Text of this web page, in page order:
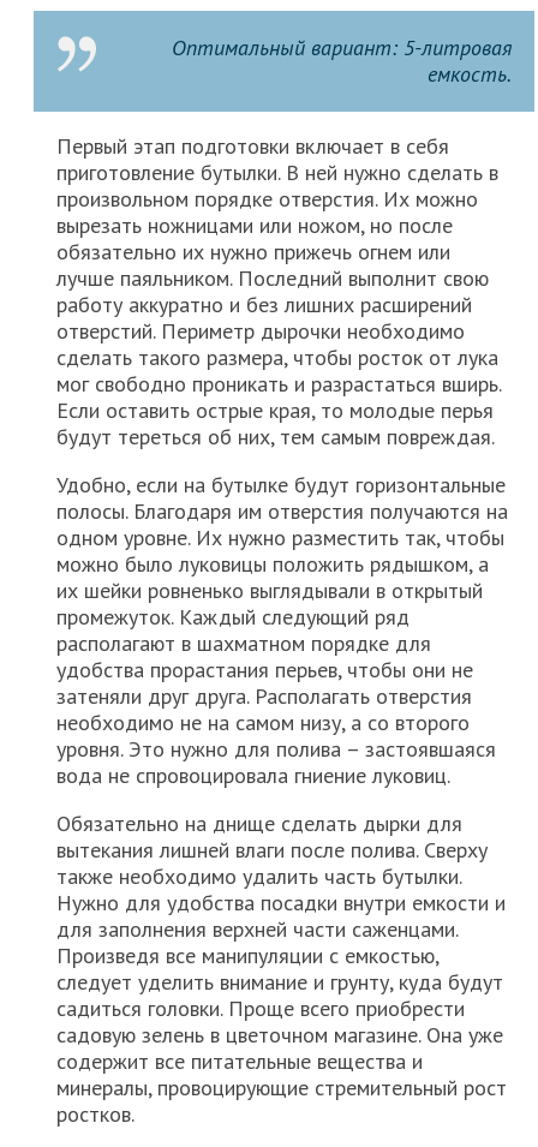
Оптимальный вариант: 5-литровая
емкость.
Первый этап подготовки включает в себя
приготовление бутылки. В ней нужно сделать в
произвольном порядке отверстия. Их можно
вырезать ножницами или ножом, но после
обязательно их нужно прижечь огнем или
лучше паяльником. Последний выполнит свою
работу аккуратно и без лишних расширений
отверстий. Периметр дырочки необходимо
сделать такого размера, чтобы росток от лука
мог свободно проникать и разрастаться вширь.
Если оставить острые края, то молодые перья
будут тереться об них, тем самым повреждая.
Удобно, если на бутылке будут горизонтальные
полосы. Благодаря им отверстия получаются на
одном уровне. Их нужно разместить так, чтобы
можно было луковицы положить рядышком, а
их шейки ровненько выглядывали в открытый
промежуток. Каждый следующий ряд
располагают в шахматном порядке для
удобства прорастания перьев, чтобы они не
затеняли друг друга. Располагать отверстия
необходимо не на самом низу, а со второго
уровня. Это нужно для полива – застоявшаяся
вода не спровоцировала гниение луковиц.
Обязательно на днище сделать дырки для
вытекания лишней влаги после полива. Сверху
также необходимо удалить часть бутылки.
Нужно для удобства посадки внутри емкости и
для заполнения верхней части саженцами.
Произведя все манипуляции с емкостью,
следует уделить внимание и грунту, куда будут
садиться головки. Проще всего приобрести
садовую зелень в цветочном магазине. Она уже
содержит все питательные вещества и
минералы, провоцирующие стремительный рост
ростков.